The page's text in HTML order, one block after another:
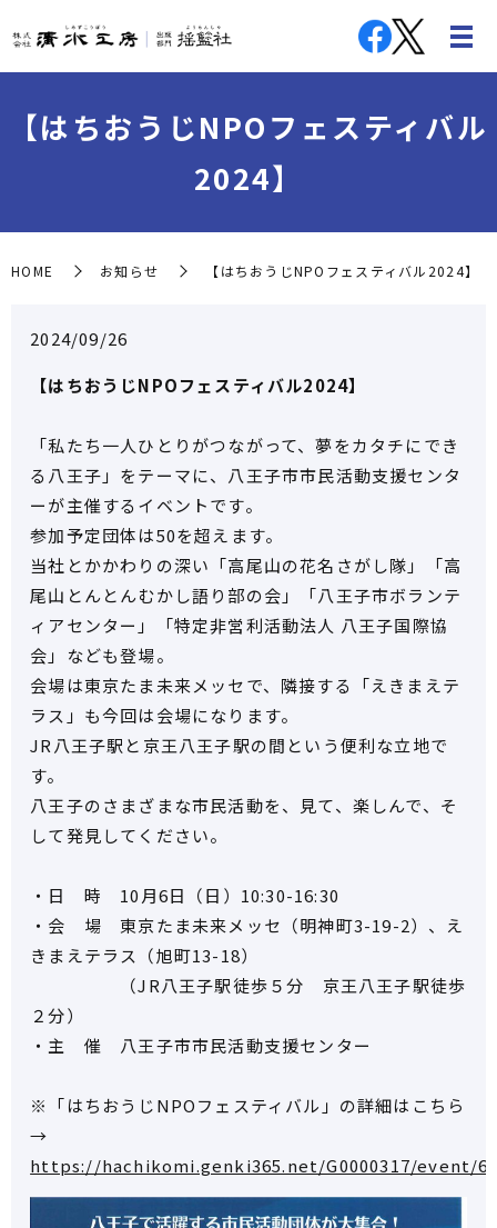
【はちおうじNPOフェスティバル
2024】
HOME お知らせ 【はちおうじNPOフェスティバル2024】
2024/09/26
【はちおうじNPOフェスティバル2024】
「私たち一人ひとりがつながって、夢をカタチにでき
る八王子」をテーマに、八王子市市民活動支援センタ
ーが主催するイベントです。
参加予定団体は50を超えます。
当社とかかわりの深い「高尾山の花名さがし隊」「高
尾山とんとんむかし語り部の会」「八王子市ボランテ
ィアセンター」「特定非営利活動法人 八王子国際協
会」なども登場。
会場は東京たま未来メッセで、隣接する「えきまえテ
ラス」も今回は会場になります。
JR八王子駅と京王八王子駅の間という便利な立地で
す。
八王子のさまざまな市民活動を、見て、楽しんで、そ
して発見してください。
・日 時 10月6日（日）10:30-16:30
・会 場 東京たま未来メッセ（明神町3-19-2）、え
きまえテラス（旭町13-18）
（JR八王子駅徒歩５分 京王八王子駅徒歩
２分）
・主 催 八王子市市民活動支援センター
※「はちおうじNPOフェスティバル」の詳細はこちら
→
https://hachikomi.genki365.net/G0000317/event/